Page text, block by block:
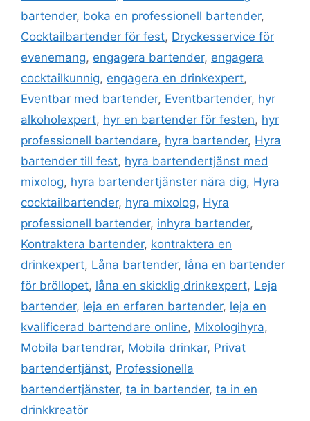
bartender, boka en professionell bartender,
Cocktailbartender för fest, Dryckesservice för
evenemang, engagera bartender, engagera
cocktailkunnig, engagera en drinkexpert,
Eventbar med bartender, Eventbartender, hyr
alkoholexpert, hyr en bartender för festen, hyr
professionell bartendare, hyra bartender, Hyra
bartender till fest, hyra bartendertjänst med
mixolog, hyra bartendertjänster nära dig, Hyra
cocktailbartender, hyra mixolog, Hyra
professionell bartender, inhyra bartender,
Kontraktera bartender, kontraktera en
drinkexpert, Låna bartender, låna en bartender
för bröllopet, låna en skicklig drinkexpert, Leja
bartender, leja en erfaren bartender, leja en
kvalificerad bartendare online, Mixologihyra,
Mobila bartendrar, Mobila drinkar, Privat
bartendertjänst, Professionella
bartendertjänster, ta in bartender, ta in en
drinkkreatör